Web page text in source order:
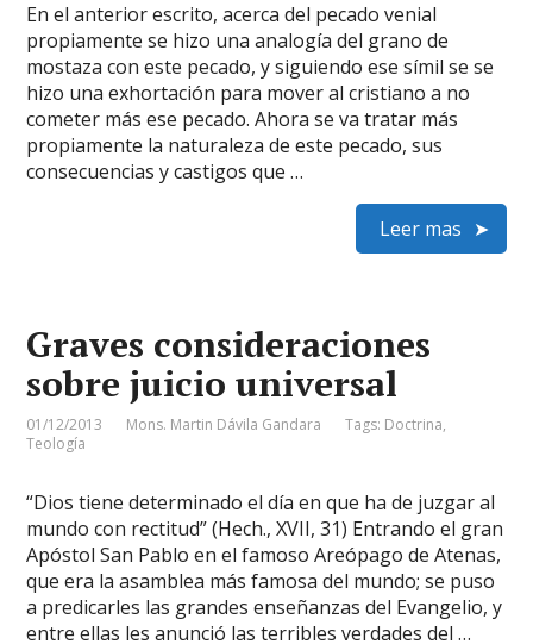
En el anterior escrito, acerca del pecado venial
propiamente se hizo una analogía del grano de
mostaza con este pecado, y siguiendo ese símil se se
hizo una exhortación para mover al cristiano a no
cometer más ese pecado. Ahora se va tratar más
propiamente la naturaleza de este pecado, sus
consecuencias y castigos que …
Leer mas
Graves consideraciones
sobre juicio universal
01/12/2013 Mons. Martin Dávila Gandara Tags: Doctrina,
Teología
“Dios tiene determinado el día en que ha de juzgar al
mundo con rectitud” (Hech., XVII, 31) Entrando el gran
Apóstol San Pablo en el famoso Areópago de Atenas,
que era la asamblea más famosa del mundo; se puso
a predicarles las grandes enseñanzas del Evangelio, y
entre ellas les anunció las terribles verdades del …